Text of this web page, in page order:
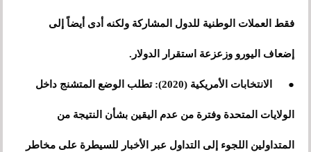
فقط العملات الوطنية للدول المشاركة ولكنه أدى أيضاً إلى
إضعاف اليورو وزعزعة استقرار الدولار.
● الانتخابات الأمريكية (2020): تطلب الوضع المتشنج داخل
الولايات المتحدة وفترة من عدم اليقين بشأن النتيجة من
المتداولين اللجوء إلى التداول عبر الأخبار للسيطرة على مخاطر